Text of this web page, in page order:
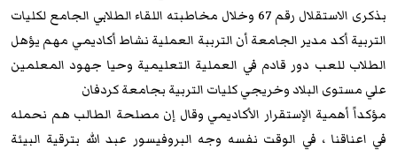
بذكرى الاستقلال رقم 67 وخلال مخاطبته اللقاء الطلابي الجامع لكليات
التربية أكد مدير الجامعة أن الترببة العملية نشاط أكاديمي مهم يؤهل
الطلاب للعب دور قادم في العملية التعليمية وحيا جهود المعلمين
علي مستوى البلاد وخريجي كليات التربية بجامعة كردفان
مؤكداً أهمية الإستقرار الأكاديمي وقال إن مصلحة الطالب هم نحمله
في اعناقنا ، في الوقت نفسه وجه البروفيسور عبد الله بترقية البيئة